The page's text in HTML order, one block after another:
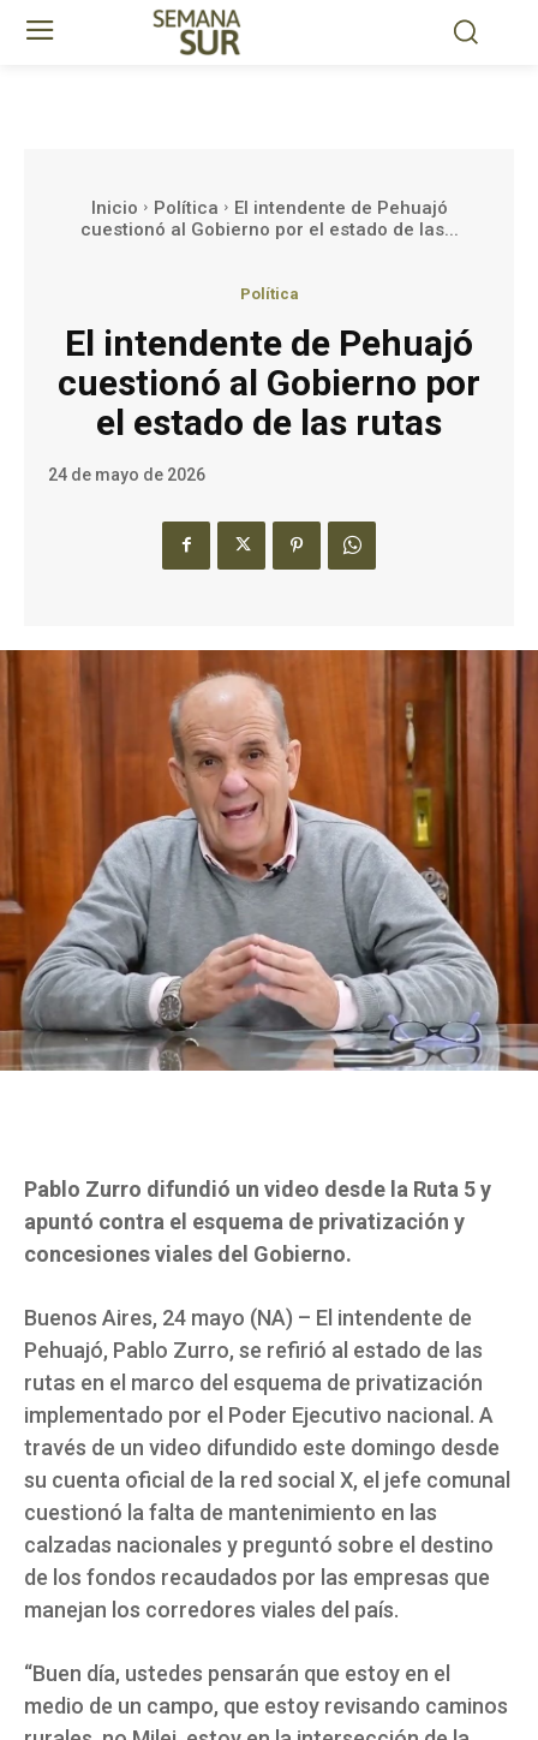
Inicio Política
El intendente de Pehuajó
cuestionó al Gobierno por el estado de las...
Política
El intendente de Pehuajó
cuestionó al Gobierno por
el estado de las rutas
24 de mayo de 2026
Pablo Zurro difundió un video desde la Ruta 5 y
apuntó contra el esquema de privatización y
concesiones viales del Gobierno.
Buenos Aires, 24 mayo (NA) – El intendente de
Pehuajó, Pablo Zurro, se refirió al estado de las
rutas en el marco del esquema de privatización
implementado por el Poder Ejecutivo nacional. A
través de un video difundido este domingo desde
su cuenta oficial de la red social X, el jefe comunal
cuestionó la falta de mantenimiento en las
calzadas nacionales y preguntó sobre el destino
de los fondos recaudados por las empresas que
manejan los corredores viales del país.
“Buen día, ustedes pensarán que estoy en el
medio de un campo, que estoy revisando caminos